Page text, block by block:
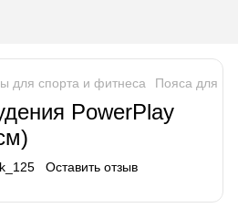
для спорта и фитнеса Пояса для
PowerPlay
Оставить отзыв